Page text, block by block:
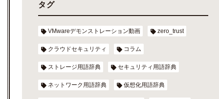
タグ
VMwareデモンストレーション動画 zero_trust
クラウドセキュリティ コラム
ストレージ用語辞典 セキュリティ用語辞典
ネットワーク用語辞典 仮想化用語辞典